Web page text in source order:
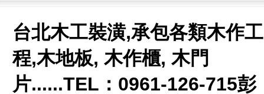
台北木工裝潢,承包各類木作工
程,木地板, 木作櫃, 木門
片......TEL：0961-126-715彭